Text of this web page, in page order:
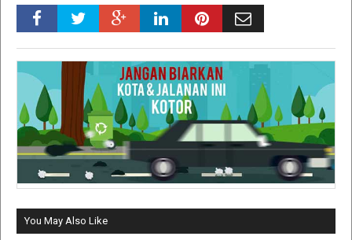
You May Also Like